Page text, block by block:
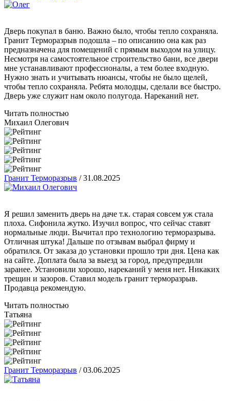
Дверь покупал в баню. Важно было, чтобы тепло сохраняла.
Гранит Терморазрыв подошла – по описанию она как раз
предназначена для помещений с прямым выходом на улицу.
Несмотря на самостоятельное строительство бани, все двери
мне устанавливают профессионалы, а тем более входную.
Нужно знать и учитывать нюансы, чтобы не было щелей,
чтобы тепло сохраняла. Ребята молодцы, сделали все быстро.
Дверь уже служит нам около полугода. Нареканий нет.
Читать полностью
Михаил Олегович
Гранит Терморазрыв /31.08.2025
Я решил заменить дверь на даче т.к. старая совсем уж стала
плоха. Сифонила жутко. Изучил вопрос, что сейчас ставят
нормальные люди. Вычитал про технологию терморазрыва.
Отличная штука! Дальше по отзывам выбрал фирму и
обратился. От заказа до установки прошло три дня. Цена как
на сайте. Доплата была за выезд за город, предупредили
заранее. Установили хорошо, нареканий у меня нет. Никаких
трещин и зазоров. Ставил модель гранит терморазрыв.
Продавца рекомендую.
Читать полностью
Татьяна
Гранит Терморазрыв /03.06.2025